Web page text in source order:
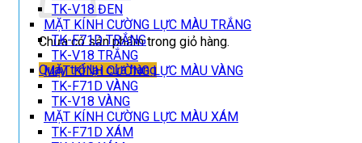
Chưa có sản phẩm trong giỏ hàng.
Quay trở lại cửa hàng
TK-V18 ĐEN
MẶT KÍNH CƯỜNG LỰC MÀU TRẮNG
TK-F71D TRẮNG
TK-V18 TRẮNG
MẶT KÍNH CƯỜNG LỰC MÀU VÀNG
TK-F71D VÀNG
TK-V18 VÀNG
MẶT KÍNH CƯỜNG LỰC MÀU XÁM
TK-F71D XÁM